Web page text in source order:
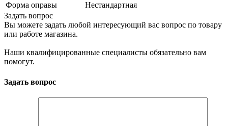
Форма оправы
Нестандартная
Задать вопрос
Вы можете задать любой интересующий вас вопрос по товару
или работе магазина.
Наши квалифицированные специалисты обязательно вам
помогут.
Задать вопрос